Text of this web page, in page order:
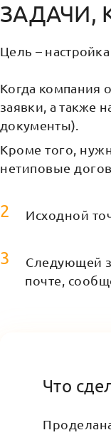
ЗАДАЧИ,
Цель –
Когда компания
заявки, а также
документы).
Кроме того,
нетиповые
Исходной
Следующей
почте,
Что